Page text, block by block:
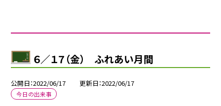
６／１７（金） ふれあい月間
公開日 2022/06/17 更新日 2022/06/17
今日の出来事